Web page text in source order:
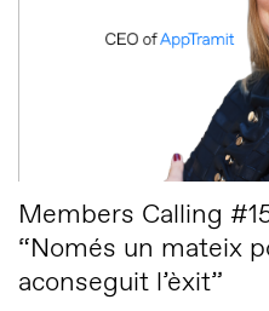
Members Calling
“Només un mateix
aconseguit l’èxit”